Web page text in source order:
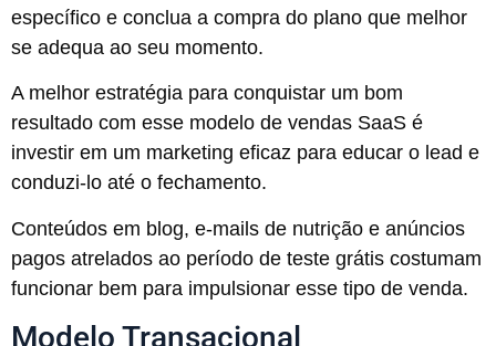
específico e conclua a compra do plano que melhor
se adequa ao seu momento.
A melhor estratégia para conquistar um bom
resultado com esse modelo de vendas SaaS é
investir em um marketing eficaz para educar o lead e
conduzi-lo até o fechamento.
Conteúdos em blog, e-mails de nutrição e anúncios
pagos atrelados ao período de teste grátis costumam
funcionar bem para impulsionar esse tipo de venda.
Modelo Transacional